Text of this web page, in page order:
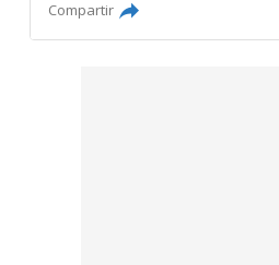
Compartir